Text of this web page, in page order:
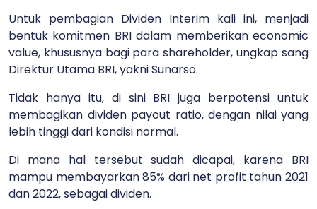
Untuk pembagian Dividen Interim kali ini, menjadi
bentuk komitmen BRI dalam memberikan economic
value, khususnya bagi para shareholder, ungkap sang
Direktur Utama BRI, yakni Sunarso.
Tidak hanya itu, di sini BRI juga berpotensi untuk
membagikan dividen payout ratio, dengan nilai yang
lebih tinggi dari kondisi normal.
Di mana hal tersebut sudah dicapai, karena BRI
mampu membayarkan 85% dari net profit tahun 2021
dan 2022, sebagai dividen.